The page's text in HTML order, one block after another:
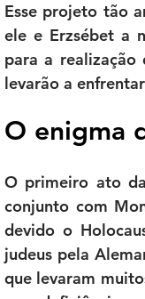
Esse projeto tão
ele e Erzsébet a
para a realização
levarão a
O enigma
O primeiro ato
conjunto com
devido o
judeus pela
que levaram